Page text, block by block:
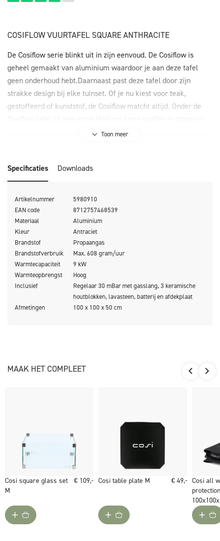
COSIFLOW VUURTAFEL SQUARE ANTHRACITE
De Cosiflow serie blinkt uit in zijn eenvoud. De Cosiflow is
geheel gemaakt van aluminium waardoor je aan deze tafel
geen onderhoud hebt.Daarnaast past deze tafel door zijn
strakke design bij elke tuinset. Of je nu kiest voor teak,
gestoffeerd of kunststof, de Cosiflow matcht altijd. Onder de
Een Cosiflow vuurtafel is naar wens uit te breiden met een
Toon meer
Specificaties Downloads
Artikelnummer
5980910
EAN code
8712757468539
Materiaal
Aluminium
Kleur
Antraciet
Brandstof
Propaangas
Brandstofverbruik
Max. 608 gram/uur
Warmtecapaciteit
9 kW
Warmteopbrengst
Hoog
Inclusief
Regelaar 30 mBar met gasslang, 3 keramische
houtblokken, lavasteen, batterij en afdekplaat
Afmetingen
100 x 100 x 50 cm
MAAK HET COMPLEET
Cosi square glass set
M
€ 109,- Cosi table plate M € 49,- Cosi all